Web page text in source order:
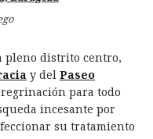
pleno distrito centro,
y del Paseo
para todo
incesante por
su tratamiento